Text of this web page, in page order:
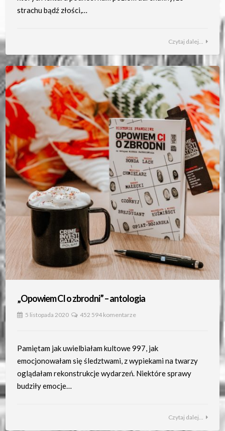
strachu bądź złości,…
Czytaj dalej...
„Opowiem CI o zbrodni” – antologia
5 listopada 2020 452 594 komentarze
Pamiętam jak uwielbiałam kultowe 997, jak
emocjonowałam się śledztwami, z wypiekami na twarzy
oglądałam rekonstrukcje wydarzeń. Niektóre sprawy
budziły emocje…
Czytaj dalej...